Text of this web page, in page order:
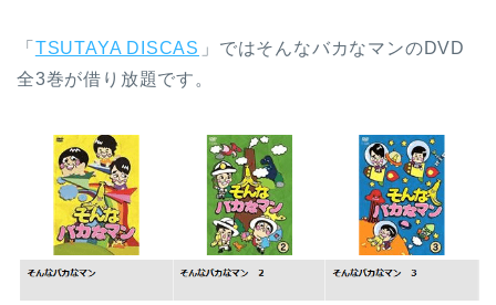
「 TSUTAYA DISCAS 」ではそんなバカなマンのDVD
全3巻が借り放題です。